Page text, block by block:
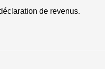
de revenus.